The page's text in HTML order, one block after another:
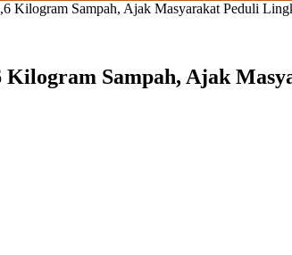
Kilogram Sampah, Ajak Masyarakat Peduli
Sampah, Ajak